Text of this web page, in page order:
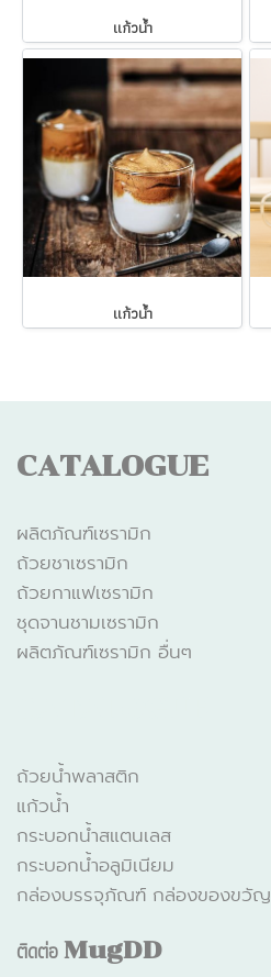
แก้วน้ำ
แก้วน้ำ
CATALOGUE
ผลิตภัณฑ์เซรามิก
ถ้วยชาเซรามิก
ถ้วยกาแฟเซรามิก
ชุดจานชามเซรามิก
ผลิตภัณฑ์เซรามิก อื่นๆ
ถ้วยน้ำพลาสติก
แก้วน้ำ
กระบอกน้ำสแตนเลส
กระบอกน้ำอลูมิเนียม
กล่องบรรจุภัณฑ์ กล่องของขวัญ
ติดต่อMugDD